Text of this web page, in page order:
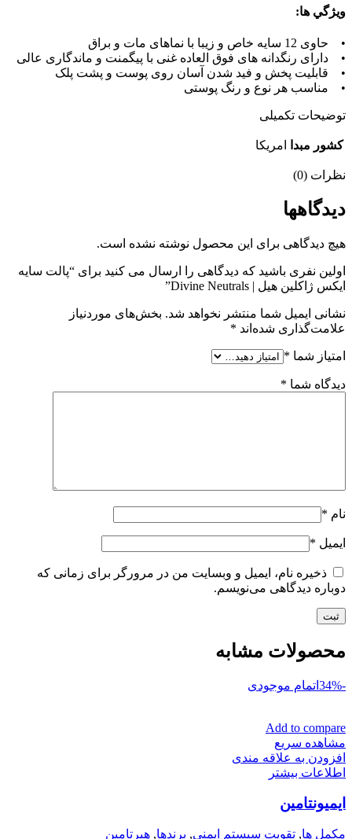
ويژگي ها:
• حاوی 12 سایه خاص و زیبا با نماهای مات و براق
• دارای رنگدانه های فوق العاده غنی با پیگمنت و ماندگاری عالی
• قابلیت پخش و فید شدن آسان روی پوست و پشت پلک
• مناسب هر نوع و رنگ پوستی
توضیحات تکمیلی
كشور مبدا امريكا
نظرات (0)
دیدگاهها
هیچ دیدگاهی برای این محصول نوشته نشده است.
اولین نفری باشید که دیدگاهی را ارسال می کنید برای “پالت سایه
ایکس ژاکلین هیل | Divine Neutrals”
نشانی ایمیل شما منتشر نخواهد شد. بخش‌های موردنیاز
علامت‌گذاری شده‌اند *
امتیاز شما *
دیدگاه شما *
نام *
ایمیل *
ذخیره نام، ایمیل و وبسایت من در مرورگر برای زمانی که
دوباره دیدگاهی می‌نویسم.
محصولات مشابه
-34% اتمام موجودی
Add to compare
مشاهده سریع
افزودن به علاقه مندی
اطلاعات بیشتر
ایمیونتامین
مكمل ها, تقویت سیستم ایمنی, برندها, هیرتامین